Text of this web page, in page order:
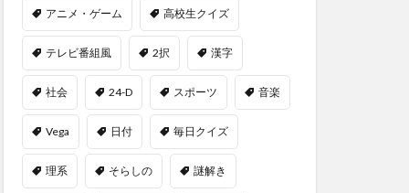
アニメ・ゲーム 高校生クイズ
テレビ番組風 2択 漢字
社会 24-D スポーツ 音楽
Vega 日付 毎日クイズ
理系 そらしの 謎解き